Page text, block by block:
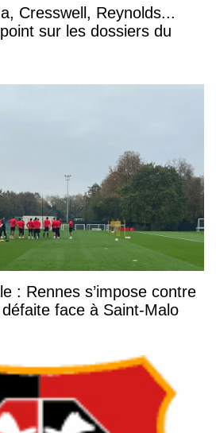
Cresswell, Reynolds...
sur les dossiers du
: Rennes s’impose contre
face à Saint-Malo